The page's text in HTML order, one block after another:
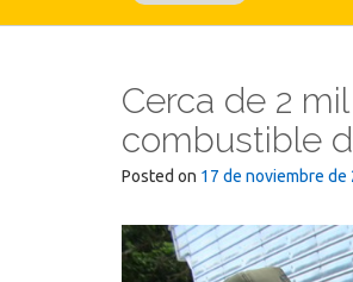
Cerca de 2
combustible
Posted on 17 de noviembre de